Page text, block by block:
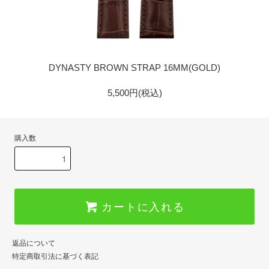
DYNASTY BROWN STRAP 16MM(GOLD)
5,500円(税込)
購入数
カートに入れる
返品について
特定商取引法に基づく表記